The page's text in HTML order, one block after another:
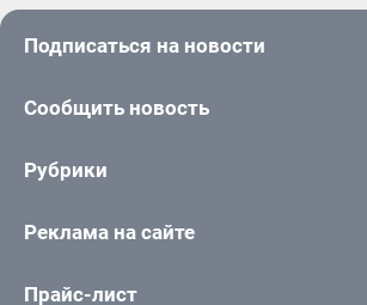
Подписаться на новости
Сообщить новость
Рубрики
Реклама на сайте
Прайс-лист